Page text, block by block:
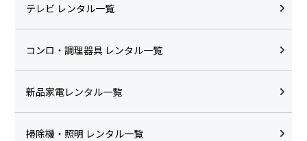
テレビ レンタル一覧
コンロ・調理器具 レンタル一覧
新品家電レンタル一覧
掃除機・照明 レンタル一覧